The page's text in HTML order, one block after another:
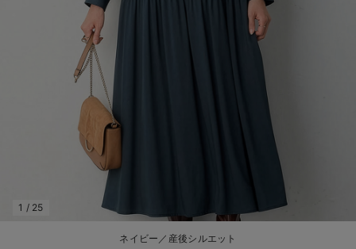
骨盤・マタニティベルト （妊娠中・産後）
産後 ガードル インナー
マタニティ 腹巻き
【アウトレット】ベビー
快適機能ウェア特集 トップス
快適機能ウェア特集 ボトムス
快適機能ウェア特集 パジャマ
erbaviva（エルバビーバ）
インナー
雑貨
ベビー
MAX55%OFF ブラック
王道シンプル派
セットアップ派
カジュアル
フォーマル / オケー
あったかアイテム｜
男の子におススメの
定番ギフト
もらって嬉しいギフト
かわいくておもしろ
何枚あっても嬉しい
長く使えるアイテム
お部屋映えアイテム
カップ付きインナー
あったか度◎
裏起毛素材
ネイビー／産後シルエット
1 / 25
L/在庫あり
￥9,990
M/在庫あり
￥9,990